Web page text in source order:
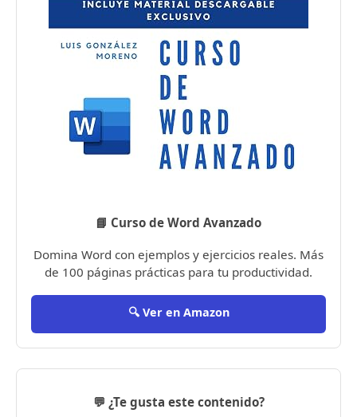
📘 Curso de Word Avanzado
Domina Word con ejemplos y ejercicios reales. Más
de 100 páginas prácticas para tu productividad.
🔍 Ver en Amazon
💬 ¿Te gusta este contenido?